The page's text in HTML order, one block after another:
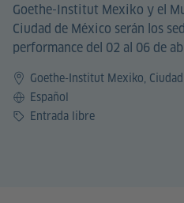
Goethe-Institut Mexiko y el
Ciudad de México serán los
performance del 02 al 06 de
Goethe-Institut Mexiko,
IdiomaEspañol
PrecioEntrada libre